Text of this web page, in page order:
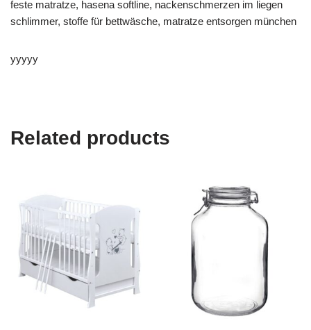
feste matratze, hasena softline, nackenschmerzen im liegen
schlimmer, stoffe für bettwäsche, matratze entsorgen münchen
yyyyy
Related products